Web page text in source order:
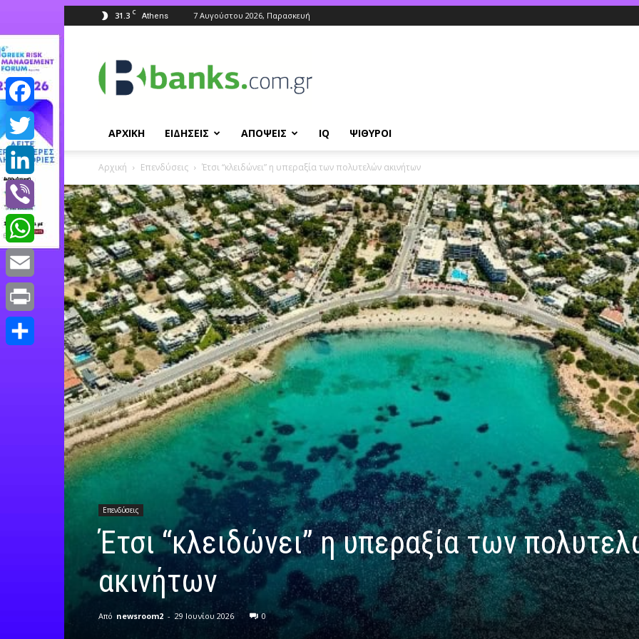
31.3 C Athens 7 Αυγούστου 2026, Παρασκευή
ΑΡΧΙΚΗ ΕΙΔΗΣΕΙΣ ΑΠΟΨΕΙΣ IQ ΨΙΘΥΡΟΙ
Αρχική Επενδύσεις Έτσι “κλειδώνει” η υπεραξία των πολυτελών ακινήτων
Επενδύσεις
Έτσι “κλειδώνει” η υπεραξία των
ακινήτων
Από newsroom2 - 29 Ιουνίου 2026 0
Facebook
Twitter
LinkedIn
Viber
WhatsApp
Email
Print